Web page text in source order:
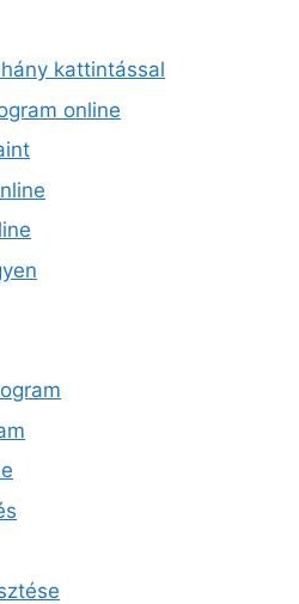
kattintással
online